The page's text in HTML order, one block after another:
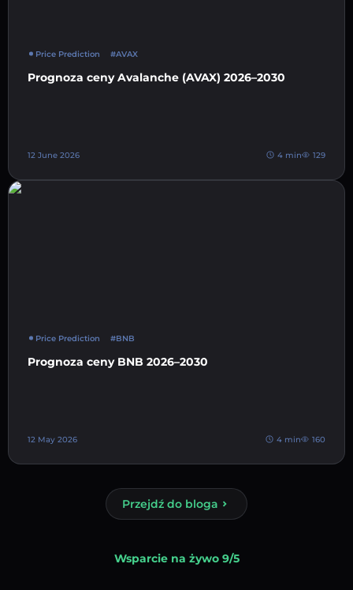
Price Prediction #AVAX
Prognoza ceny Avalanche (AVAX) 2026–2030
12 June 2026 4 min 129
Price Prediction #BNB
Prognoza ceny BNB 2026–2030
12 May 2026 4 min 160
Przejdź do bloga
Wsparcie na żywo 9/5